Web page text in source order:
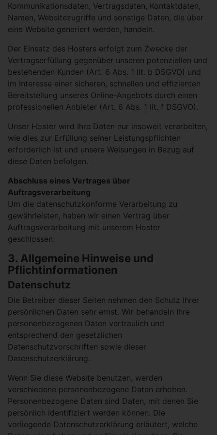
Kommunikationsdaten, Vertragsdaten, Kontaktdaten,
Namen, Websitezugriffe und sonstige Daten, die über
eine Website generiert werden, handeln.
Der Einsatz des Hosters erfolgt zum Zwecke der
Vertragserfüllung gegenüber unseren potenziellen und
bestehenden Kunden (Art. 6 Abs. 1 lit. b DSGVO) und
im Interesse einer sicheren, schnellen und effizienten
Bereitstellung unseres Online-Angebots durch einen
professionellen Anbieter (Art. 6 Abs. 1 lit. f DSGVO).
Unser Hoster wird Ihre Daten nur insoweit verarbeiten,
wie dies zur Erfüllung seiner Leistungspflichten
erforderlich ist und unsere Weisungen in Bezug auf
diese Daten befolgen.
Abschluss eines Vertrages über
Auftragsverarbeitung
Um die datenschutzkonforme Verarbeitung zu
gewährleisten, haben wir einen Vertrag über
Auftragsverarbeitung mit unserem Hoster
geschlossen.
3. Allgemeine Hinweise und
Pflichtinformationen
Datenschutz
Die Betreiber dieser Seiten nehmen den Schutz Ihrer
persönlichen Daten sehr ernst. Wir behandeln Ihre
personenbezogenen Daten vertraulich und
entsprechend den gesetzlichen
Datenschutzvorschriften sowie dieser
Datenschutzerklärung.
Wenn Sie diese Website benutzen, werden
verschiedene personenbezogene Daten erhoben.
Personenbezogene Daten sind Daten, mit denen Sie
persönlich identifiziert werden können. Die
vorliegende Datenschutzerklärung erläutert, welche